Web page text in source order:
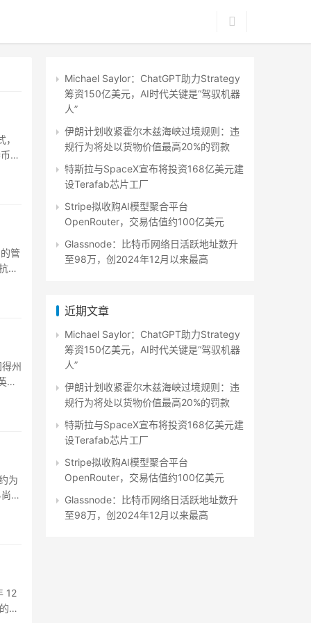
的
管
轴
州
尺
为
未
12
改
Michael Saylor：ChatGPT助力Strategy
筹资150亿美元，AI时代关键是“驾驭机器
人”
伊朗计划收紧霍尔木兹海峡过境规则：违
规行为将处以货物价值最高20%的罚款
特斯拉与SpaceX宣布将投资168亿美元建
设Terafab芯片工厂
Stripe拟收购AI模型聚合平台
OpenRouter，交易估值约100亿美元
Glassnode：比特币网络日活跃地址数升
至98万，创2024年12月以来最高
近期文章
Michael Saylor：ChatGPT助力Strategy
筹资150亿美元，AI时代关键是“驾驭机器
人”
伊朗计划收紧霍尔木兹海峡过境规则：违
规行为将处以货物价值最高20%的罚款
特斯拉与SpaceX宣布将投资168亿美元建
设Terafab芯片工厂
Stripe拟收购AI模型聚合平台
OpenRouter，交易估值约100亿美元
Glassnode：比特币网络日活跃地址数升
至98万，创2024年12月以来最高